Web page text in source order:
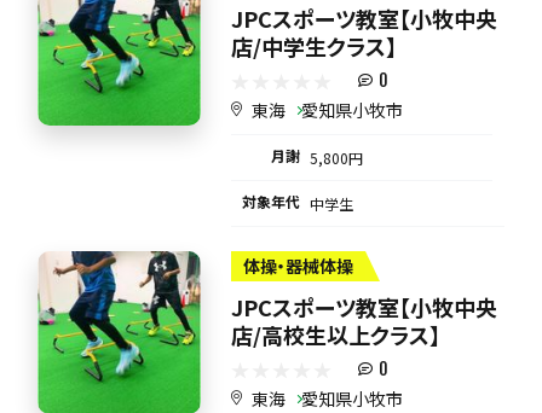
JPCスポーツ教室【小牧中央
店/中学生クラス】
0
東海 愛知県小牧市
月謝 5,800円
対象年代 中学生
体操・器械体操
JPCスポーツ教室【小牧中央
店/高校生以上クラス】
0
東海 愛知県小牧市